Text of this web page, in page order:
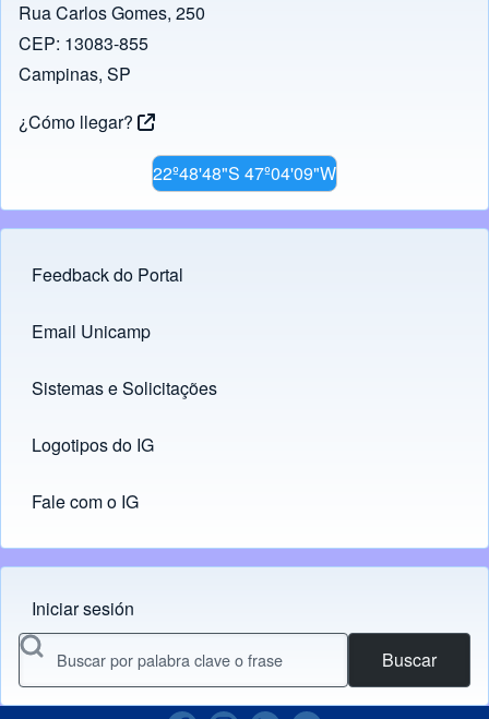
Rua Carlos Gomes, 250
CEP: 13083-855
Campinas, SP
¿Cómo llegar?
22º48'48"S 47º04'09"W
Footer menu
Feedback do Portal
Links
Email Unicamp
(opens in new tab)
Sistemas e Solicitações
(opens in new tab)
Logotipos do IG
(opens in new tab)
Fale com o IG
Menu do usuário
Iniciar sesión
Buscar